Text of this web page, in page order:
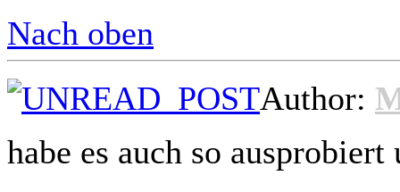
Nach oben
Author:
habe es auch so